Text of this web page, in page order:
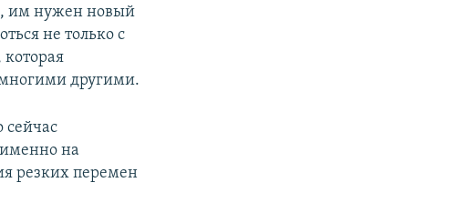
им нужен новый
не только с
другими.
сейчас
именно на
резких перемен